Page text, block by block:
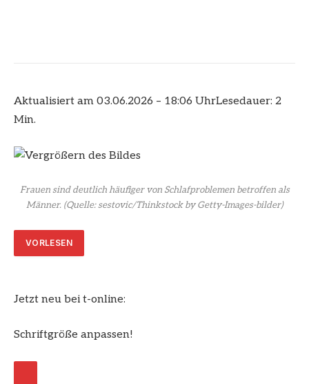
Aktualisiert am 03.06.2026 – 18:06 UhrLesedauer: 2
Min.
Frauen sind deutlich häufiger von Schlafproblemen betroffen als
Männer.(Quelle: sestovic/Thinkstock by Getty-Images-bilder)
VORLESEN
Jetzt neu bei t-online:
Schriftgröße anpassen!